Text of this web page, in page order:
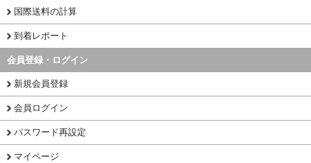
国際送料の計算
到着レポート
会員登録・ログイン
新規会員登録
会員ログイン
パスワード再設定
マイページ